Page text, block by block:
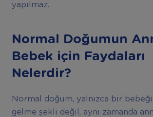
yapılmaz.
Normal Doğumun
Bebek için Faydaları
Nelerdir?
Normal doğum, yalnızca bir
gelme şekli değil, aynı zamanda